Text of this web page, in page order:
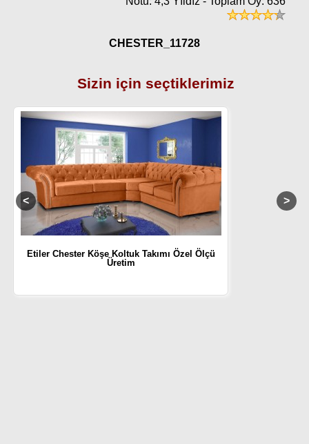
CHESTER_11728
Sizin için seçtiklerimiz
Etiler Chester Köşe Koltuk Takımı Özel Ölçü
Üretim